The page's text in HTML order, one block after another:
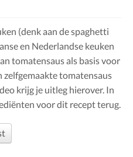
(denk aan de spaghetti
en Nederlandse keuken
tomatensaus als basis voor
zelfgemaakte tomatensaus
krijg je uitleg hierover. In
voor dit recept terug.